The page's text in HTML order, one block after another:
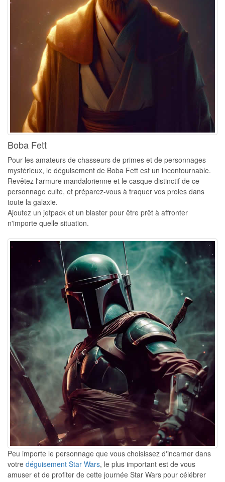
Boba Fett
Pour les amateurs de chasseurs de primes et de personnages
mystérieux, le déguisement de Boba Fett est un incontournable.
Revêtez l'armure mandalorienne et le casque distinctif de ce
personnage culte, et préparez-vous à traquer vos proies dans
toute la galaxie.
Ajoutez un jetpack et un blaster pour être prêt à affronter
n'importe quelle situation.
Peu importe le personnage que vous choisissez d'incarner dans
votre déguisement Star Wars, le plus important est de vous
amuser et de profiter de cette journée Star Wars pour célébrer